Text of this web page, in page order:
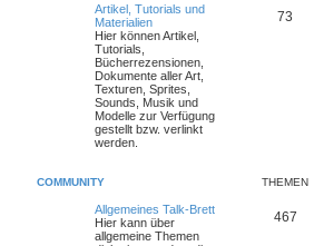
Artikel, Tutorials und
Materialien
Hier können Artikel,
Tutorials,
Bücherrezensionen,
Dokumente aller Art,
Texturen, Sprites,
Sounds, Musik und
Modelle zur Verfügung
gestellt bzw. verlinkt
werden.
73
COMMUNITY THEMEN
Allgemeines Talk-Brett
Hier kann über
allgemeine Themen
467